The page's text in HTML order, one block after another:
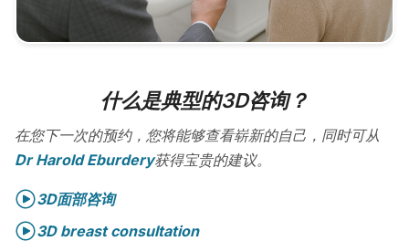
什么是典型的3D咨询？
在您下一次的预约，您将能够查看崭新的自己，同时可从
Dr Harold Eburdery获得宝贵的建议。
3D面部咨询
3D breast consultation